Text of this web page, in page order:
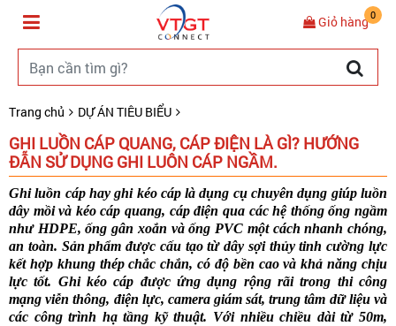
Giỏ hàng0
Trang chủ DỰ ÁN TIÊU BIỂU
GHI LUỒN CÁP QUANG, CÁP ĐIỆN LÀ GÌ? HƯỚNG
ĐẪN SỬ DỤNG GHI LUÔN CÁP NGẦM.
Ghi luồn cáp hay ghi kéo cáp là dụng cụ chuyên dụng giúp luồn
dây mồi và kéo cáp quang, cáp điện qua các hệ thống ống ngầm
như HDPE, ống gân xoắn và ống PVC một cách nhanh chóng,
an toàn. Sản phẩm được cấu tạo từ dây sợi thủy tinh cường lực
kết hợp khung thép chắc chắn, có độ bền cao và khả năng chịu
lực tốt. Ghi kéo cáp được ứng dụng rộng rãi trong thi công
mạng viễn thông, điện lực, camera giám sát, trung tâm dữ liệu và
các công trình hạ tầng kỹ thuật. Với nhiều chiều dài từ 50m,